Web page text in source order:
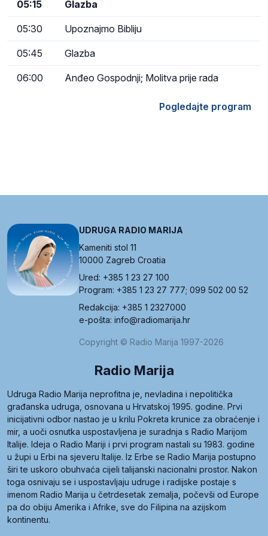
05:15 Glazba
05:30 Upoznajmo Bibliju
05:45 Glazba
06:00 Anđeo Gospodnji; Molitva prije rada
Pogledajte program
UDRUGA RADIO MARIJA
Kameniti stol 11
10000 Zagreb Croatia
Ured: +385 1 23 27 100
Program: +385 1 23 27 777; 099 502 00 52
Redakcija: +385 1 2327000
e-pošta: info@radiomarija.hr
Copyright © Radio Marija 1997-2026
Radio Marija
Udruga Radio Marija neprofitna je, nevladina i nepolitička
građanska udruga, osnovana u Hrvatskoj 1995. godine. Prvi
inicijativni odbor nastao je u krilu Pokreta krunice za obraćenje i
mir, a uoči osnutka uspostavljena je suradnja s Radio Marijom
Italije. Ideja o Radio Mariji i prvi program nastali su 1983. godine
u župi u Erbi na sjeveru Italije. Iz Erbe se Radio Marija postupno
širi te uskoro obuhvaća cijeli talijanski nacionalni prostor. Nakon
toga osnivaju se i uspostavljaju udruge i radijske postaje s
imenom Radio Marija u četrdesetak zemalja, počevši od Europe
pa do obiju Amerika i Afrike, sve do Filipina na azijskom
kontinentu.